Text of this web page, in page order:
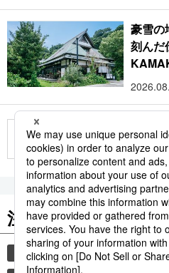
豪雪の
刻んだ
もっと見
注目のキーワード
共同通信ニュース 気象・災